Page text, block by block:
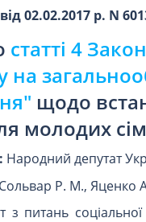
від 02.02.2017 р. N
статті 4
на
щодо
молодих
Народний депутат
Сольвар Р. М., Яценко
з питань